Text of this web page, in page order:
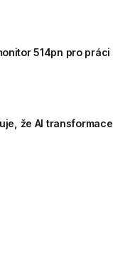
514pn pro práci
že AI transformace